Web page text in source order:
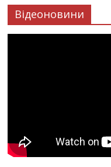
Відеоновини